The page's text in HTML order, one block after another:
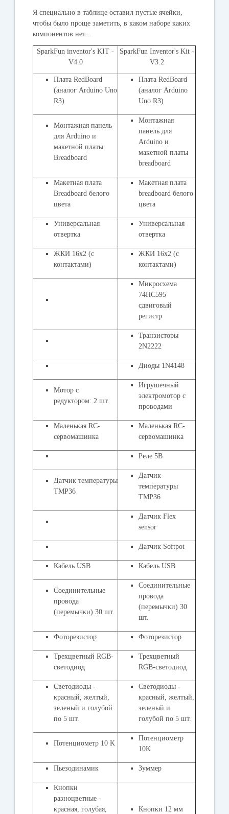
Я специально в таблице оставил пустые ячейки,
чтобы было проще заметить, в каком наборе каких
компонентов нет...
SparkFun inventor's KIT -
V4.0
SparkFun Inventor's Kit -
V3.2
Плата RedBoard
(аналог Arduino Uno
R3)
Плата RedBoard
(аналог Arduino
Uno R3)
Монтажная панель
для Arduino и
макетной платы
Breadboard
Монтажная
панель для
Arduino и
макетной платы
breadboard
Макетная плата
Breadboard белого
цвета
Макетная плата
breadboard белого
цвета
Универсальная
отвертка
Универсальная
отвертка
ЖКИ 16x2 (с
контактами)
ЖКИ 16x2 (с
контактами)
Микросхема
74HC595
сдвиговый
регистр
Транзисторы
2N2222
Диоды 1N4148
Мотор с
редуктором: 2 шт.
Игрушечный
электромотор с
проводами
Маленькая RC-
сервомашинка
Маленькая RC-
сервомашинка
Реле 5В
Датчик температуры
TMP36
Датчик
температуры
TMP36
Датчик Flex
sensor
Датчик Softpot
Кабель USB Кабель USB
Соединительные
провода
(перемычки) 30 шт.
Соединительные
провода
(перемычки) 30
шт.
Фоторезистор Фоторезистор
Трехцветный RGB-
светодиод
Трехцветный
RGB-светодиод
Светодиоды -
красный, желтый,
зеленый и голубой
по 5 шт.
Светодиоды -
красный, желтый,
зеленый и
голубой по 5 шт.
Потенциометр 10 K
Потенциометр
10K
Пьезодинамик Зуммер
Кнопки
разноцветные -
красная, голубая,
Кнопки 12 мм